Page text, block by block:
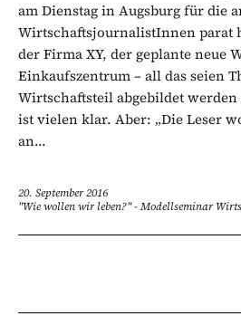
am Dienstag in Augsburg für die
WirtschaftsjournalistInnen parat
der Firma XY, der geplante neue
Einkaufszentrum – all das seien
Wirtschaftsteil abgebildet
ist vielen klar. Aber: „Die Leser
an...
20. September 2016
"Wie wollen wir leben?" - Modellseminar